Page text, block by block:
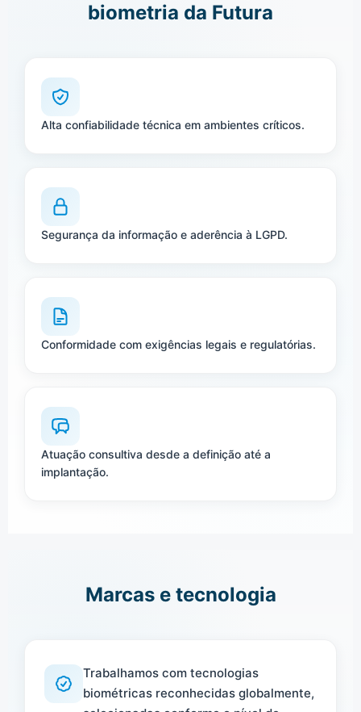
biometria da Futura
Alta confiabilidade técnica em ambientes críticos.
Segurança da informação e aderência à LGPD.
Conformidade com exigências legais e regulatórias.
Atuação consultiva desde a definição até a
implantação.
Marcas e tecnologia
Trabalhamos com tecnologias
biométricas reconhecidas globalmente,